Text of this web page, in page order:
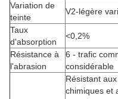
Variation de
teinte
V2-légère
Taux
d'absorption
<0,2%
Résistance à
l'abrasion
6 - trafic
considérable
Résistant
chimiques et